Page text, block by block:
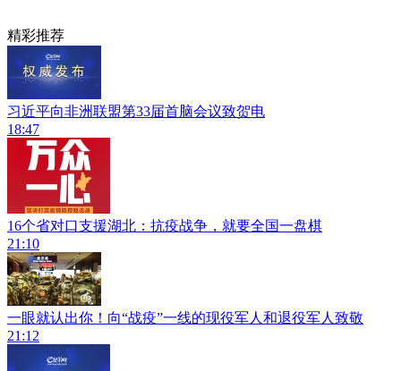
精彩推荐
习近平向非洲联盟第33届首脑会议致贺电
18:47
16个省对口支援湖北：抗疫战争，就要全国一盘棋
21:10
一眼就认出你！向“战疫”一线的现役军人和退役军人致敬
21:12